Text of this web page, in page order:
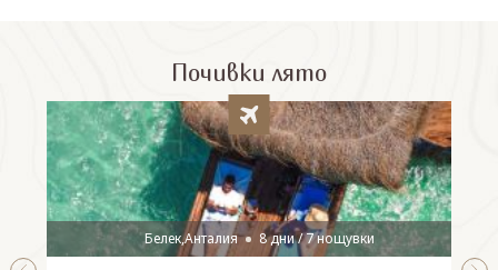
Почивки лято
Белек,Анталия 8 дни / 7 нощувки